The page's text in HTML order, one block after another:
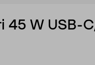
45 W USB-